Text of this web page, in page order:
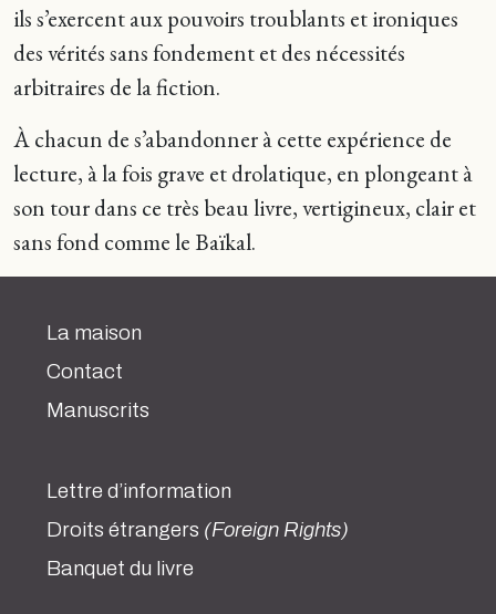
ils s’exercent aux pouvoirs troublants et ironiques
des vérités sans fondement et des nécessités
arbitraires de la fiction.
À chacun de s’abandonner à cette expérience de
lecture, à la fois grave et drolatique, en plongeant à
son tour dans ce très beau livre, vertigineux, clair et
sans fond comme le Baïkal.
La maison
Contact
Manuscrits
Lettre d’information
Droits étrangers (Foreign Rights)
Banquet du livre